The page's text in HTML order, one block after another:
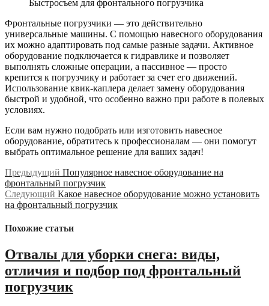
Быстросъем для фронтального погрузчика
Фронтальные погрузчики — это действительно
универсальные машины. С помощью навесного оборудования
их можно адаптировать под самые разные задачи. Активное
оборудование подключается к гидравлике и позволяет
выполнять сложные операции, а пассивное — просто
крепится к погрузчику и работает за счет его движений.
Использование квик-каплера делает замену оборудования
быстрой и удобной, что особенно важно при работе в полевых
условиях.
Если вам нужно подобрать или изготовить навесное
оборудование, обратитесь к профессионалам — они помогут
выбрать оптимальное решение для ваших задач!
Навигация
по
записям
Предыдущий Предыдущая
запись:
Популярное навесное оборудование на
фронтальный погрузчик
Следующий Следующая
запись:
Какое навесное оборудование можно установить
на фронтальный погрузчик
Похожие статьи
Отвалы для уборки снега: виды,
отличия и подбор под фронтальный
погрузчик